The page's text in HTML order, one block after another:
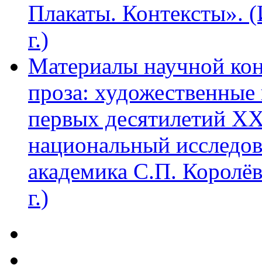
Плакаты.
г.)
Материалы научной
проза: художественные
первых десятилетий
национальный
академика С.П.
г.)